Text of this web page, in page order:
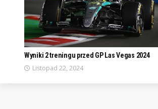
Wyniki 2 treningu przed GP Las Vegas 2024
Listopad 22, 2024